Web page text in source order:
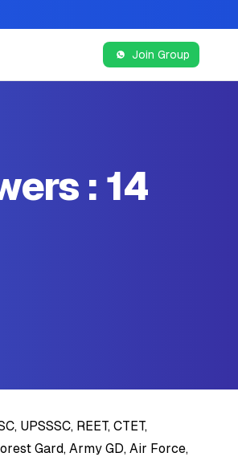
Join Group
: 14
UPSSSC, REET, CTET,
Gard, Army GD, Air Force,